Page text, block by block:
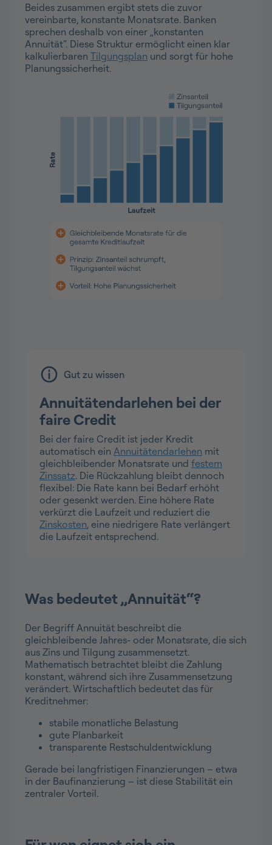
Beides zusammen ergibt stets die zuvor
vereinbarte, konstante Monatsrate. Banken
sprechen deshalb von einer „konstanten
Annuität“. Diese Struktur ermöglicht einen klar
kalkulierbaren Tilgungsplan und sorgt für hohe
Planungssicherheit.
Gut zu wissen
Annuitätendarlehen bei der
faire Credit
Bei der faire Credit ist jeder Kredit
automatisch ein Annuitätendarlehen mit
gleichbleibender Monatsrate und festem
Zinssatz. Die Rückzahlung bleibt dennoch
flexibel: Die Rate kann bei Bedarf erhöht
oder gesenkt werden. Eine höhere Rate
verkürzt die Laufzeit und reduziert die
Zinskosten, eine niedrigere Rate verlängert
die Laufzeit entsprechend.
Was bedeutet „Annuität“?
Der Begriff Annuität beschreibt die
gleichbleibende Jahres- oder Monatsrate, die sich
aus Zins und Tilgung zusammensetzt.
Mathematisch betrachtet bleibt die Zahlung
konstant, während sich ihre Zusammensetzung
verändert. Wirtschaftlich bedeutet das für
Kreditnehmer:
stabile monatliche Belastung
gute Planbarkeit
transparente Restschuldentwicklung
Gerade bei langfristigen Finanzierungen – etwa
in der Baufinanzierung – ist diese Stabilität ein
zentraler Vorteil.